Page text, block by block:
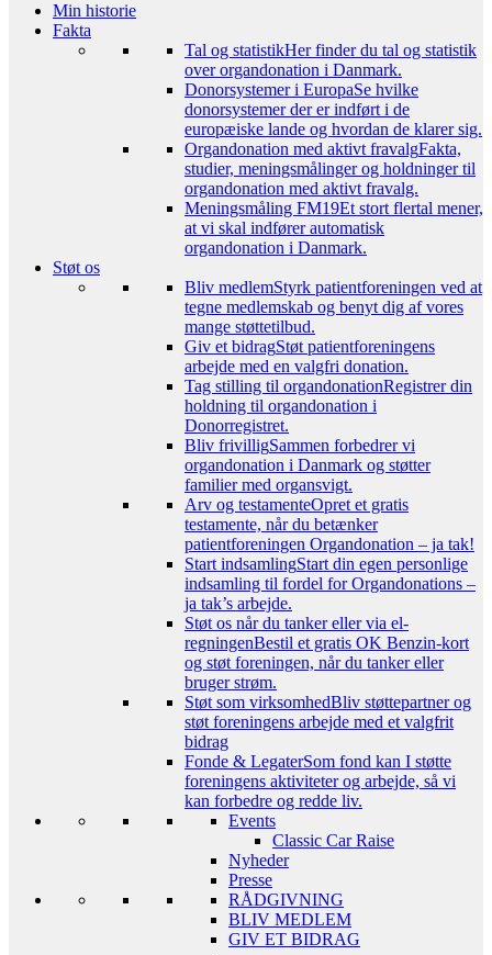
Min historie
Fakta
Tal og statistikHer finder du tal og statistik
over organdonation i Danmark.
Donorsystemer i EuropaSe hvilke
donorsystemer der er indført i de
europæiske lande og hvordan de klarer sig.
Organdonation med aktivt fravalgFakta,
studier, meningsmålinger og holdninger til
organdonation med aktivt fravalg.
Meningsmåling FM19Et stort flertal mener,
at vi skal indfører automatisk
organdonation i Danmark.
Støt os
Bliv medlemStyrk patientforeningen ved at
tegne medlemskab og benyt dig af vores
mange støttetilbud.
Giv et bidragStøt patientforeningens
arbejde med en valgfri donation.
Tag stilling til organdonationRegistrer din
holdning til organdonation i
Donorregistret.
Bliv frivilligSammen forbedrer vi
organdonation i Danmark og støtter
familier med organsvigt.
Arv og testamenteOpret et gratis
testamente, når du betænker
patientforeningen Organdonation – ja tak!
Start indsamlingStart din egen personlige
indsamling til fordel for Organdonations –
ja tak’s arbejde.
Støt os når du tanker eller via el-
regningenBestil et gratis OK Benzin-kort
og støt foreningen, når du tanker eller
bruger strøm.
Støt som virksomhedBliv støttepartner og
støt foreningens arbejde med et valgfrit
bidrag
Fonde & LegaterSom fond kan I støtte
foreningens aktiviteter og arbejde, så vi
kan forbedre og redde liv.
Events
Classic Car Raise
Nyheder
Presse
RÅDGIVNING
BLIV MEDLEM
GIV ET BIDRAG